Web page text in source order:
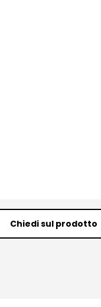
Chiedi sul prodotto